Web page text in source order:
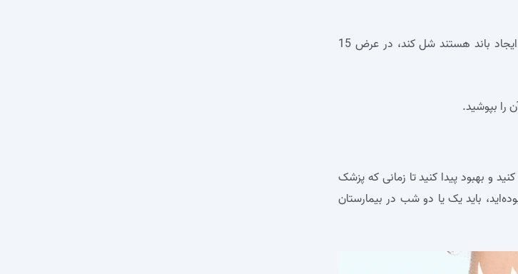
تزریقات ضد چین و چروک که می‌تواند قسمت‌هایی از پلاتیسما را که مسئول ایجاد باند هستند شل کند، در عرض 15
را بپوشید.
و بهبود پیدا کنید تا زمانی که پزشک
باید یک یا دو شب در بیمارستان